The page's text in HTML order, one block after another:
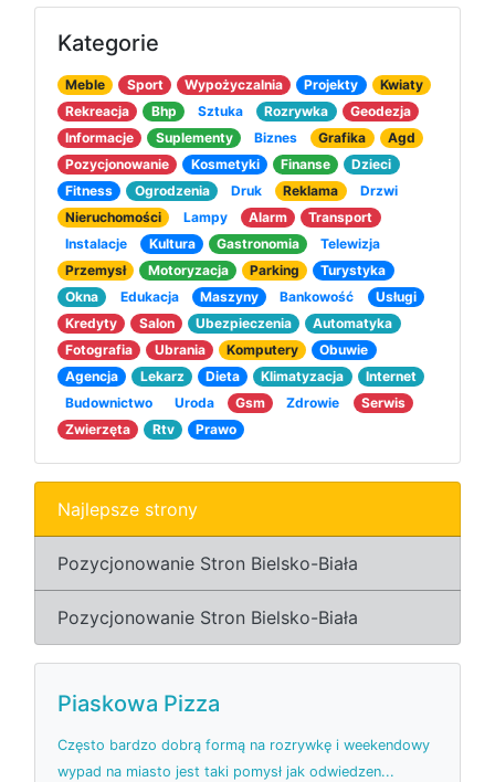
Kategorie
Meble Sport Wypożyczalnia Projekty
Kwiaty
Rekreacja
Bhp Sztuka Rozrywka
Geodezja
Informacje
Suplementy Biznes Grafika
Agd
Pozycjonowanie
Kosmetyki Finanse
Dzieci
Fitness
Ogrodzenia Druk Reklama
Drzwi
Nieruchomości
Lampy Alarm
Transport
Instalacje
Kultura Gastronomia
Telewizja
Przemysł
Motoryzacja Parking
Turystyka
Okna
Edukacja Maszyny Bankowość
Usługi
Kredyty
Salon Ubezpieczenia
Automatyka
Fotografia
Ubrania Komputery
Obuwie
Agencja
Lekarz Dieta Klimatyzacja
Internet
Budownictwo
Uroda Gsm Zdrowie
Serwis
Zwierzęta
Rtv Prawo
Najlepsze strony
Pozycjonowanie Stron Bielsko-Biała
Pozycjonowanie Stron Bielsko-Biała
Piaskowa Pizza
Często bardzo dobrą formą na rozrywkę i weekendowy
wypad na miasto jest taki pomysł jak odwiedzen...